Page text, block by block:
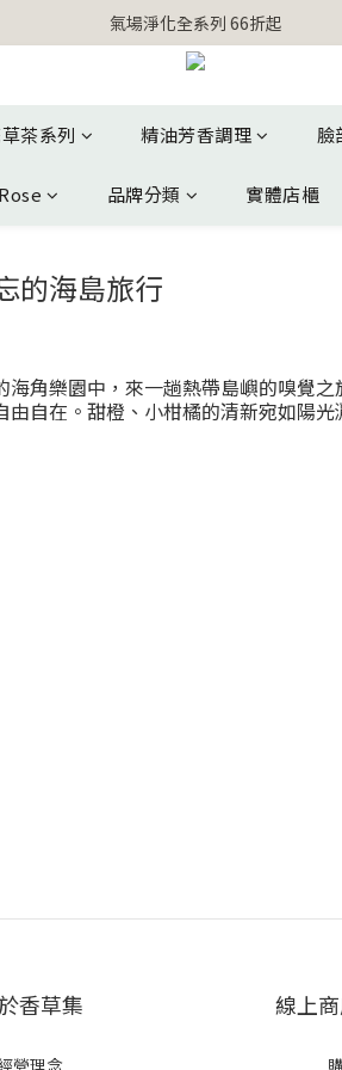
官網獨家】首次消費 不限金額 即送 香遇熊超人
氣場淨化全系列 66折起
官網獨家】首次消費 不限金額 即送 香遇熊超人
茶系列 精油芳香調理 臉
品牌分類 實體店櫃
的海島旅行
角樂園中，來一趟熱帶島嶼的嗅覺
自在。甜橙、小柑橘的清新宛如陽
香草集
營理念
線上